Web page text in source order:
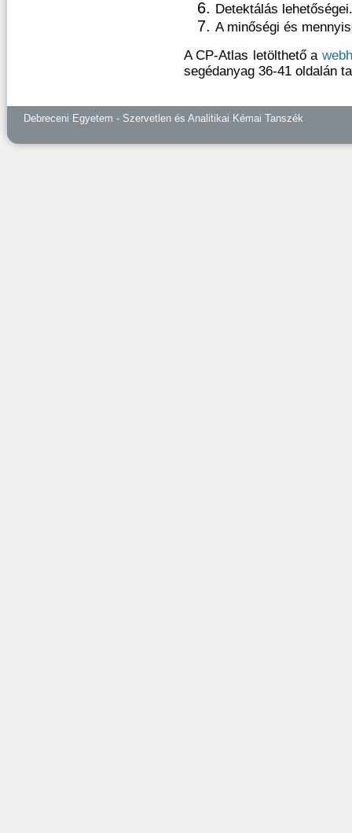
Detektálás lehetőségei.
A minőségi és
A CP-Atlas letölthető a
segédanyag 36-41 oldalán
Debreceni Egyetem - Szervetlen és Analitikai Kémai Tanszék